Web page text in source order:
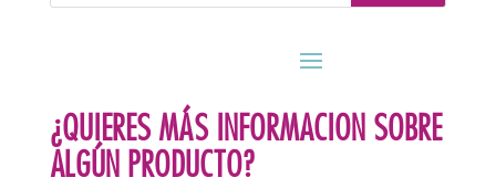
¿QUIERES MÁS INFORMACION SOBRE
ALGÚN PRODUCTO?